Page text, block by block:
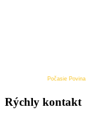
Počasie Povina
Rýchly kontakt